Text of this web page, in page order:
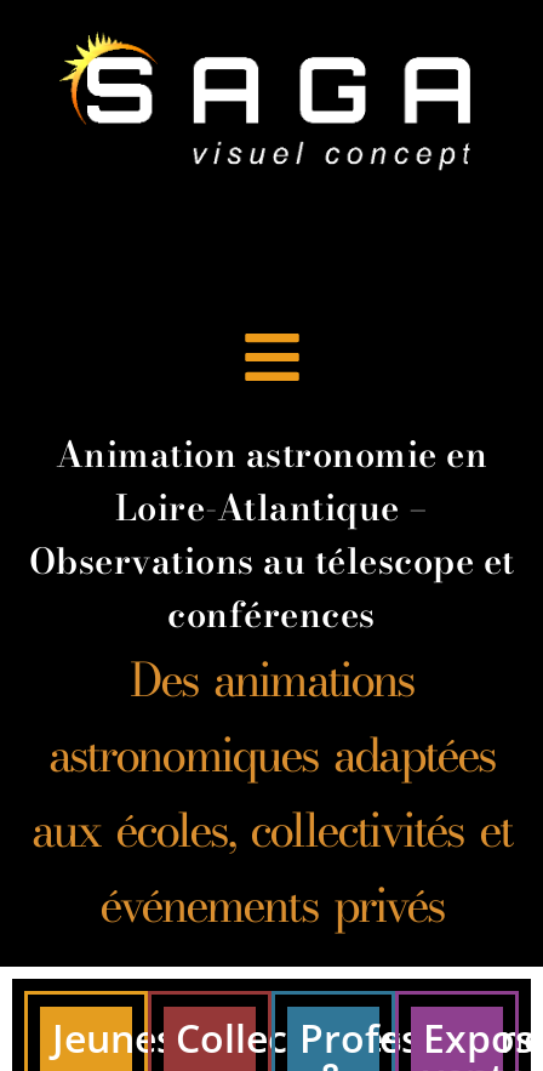
Animation astronomie en
Loire-Atlantique –
Observations au télescope et
conférences
Des animations
astronomiques adaptées
aux écoles, collectivités et
événements privés
JeunesseCollectivités